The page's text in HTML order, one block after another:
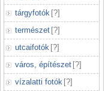
tárgyfotók [?]
természet [?]
utcaifotók [?]
város, építészet [?]
vízalatti fotók [?]